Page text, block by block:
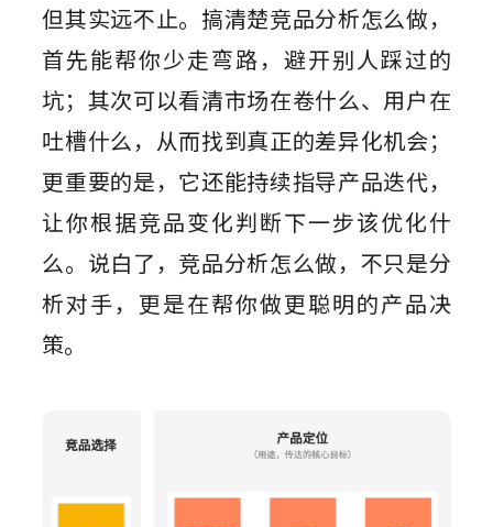
但其实远不止。搞清楚竞品分析怎么做，
首先能帮你少走弯路，避开别人踩过的
坑；其次可以看清市场在卷什么、用户在
吐槽什么，从而找到真正的差异化机会；
更重要的是，它还能持续指导产品迭代，
让你根据竞品变化判断下一步该优化什
么。说白了，竞品分析怎么做，不只是分
析对手，更是在帮你做更聪明的产品决
策。